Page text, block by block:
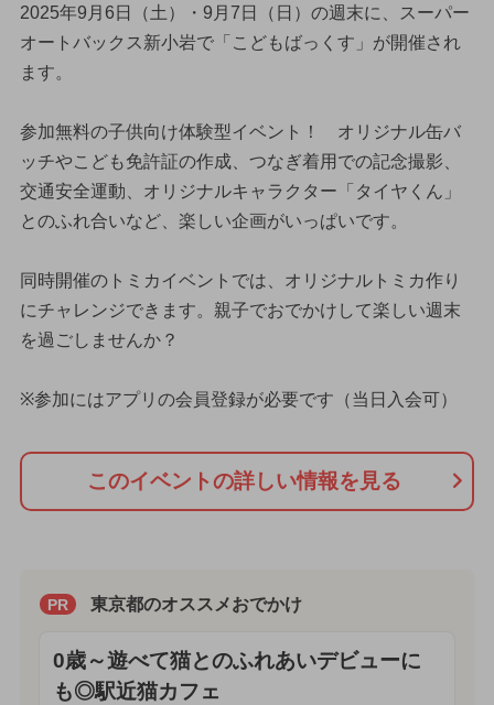
2025年9月6日（土）・9月7日（日）の週末に、スーパー
オートバックス新小岩で「こどもばっくす」が開催され
ます。
参加無料の子供向け体験型イベント！ オリジナル缶バ
ッチやこども免許証の作成、つなぎ着用での記念撮影、
交通安全運動、オリジナルキャラクター「タイヤくん」
とのふれ合いなど、楽しい企画がいっぱいです。
同時開催のトミカイベントでは、オリジナルトミカ作り
にチャレンジできます。親子でおでかけして楽しい週末
を過ごしませんか？
※参加にはアプリの会員登録が必要です（当日入会可）
このイベントの詳しい情報を見る
PR 東京都のオススメおでかけ
0歳～遊べて猫とのふれあいデビューに
も◎駅近猫カフェ